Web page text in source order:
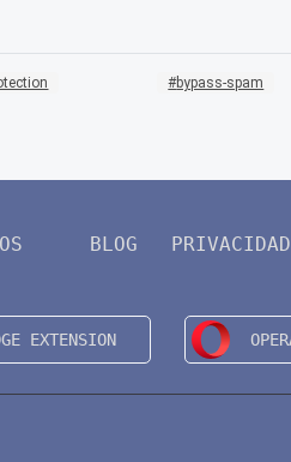
bypass-spam
BLOG PRIVACIDAD